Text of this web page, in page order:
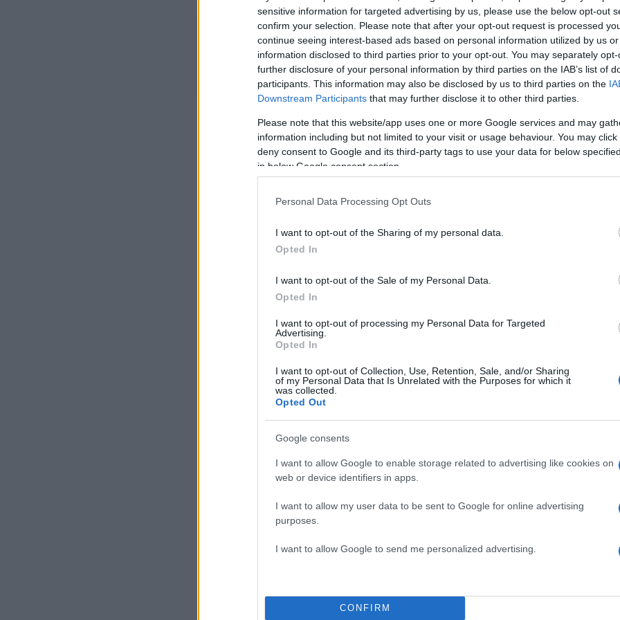
sensitive information for targeted advertising by us, please use the below opt-out
confirm your selection. Please note that after your opt-out request is processed
continue seeing interest-based ads based on personal information utilized by us
information disclosed to third parties prior to your opt-out. You may separately
further disclosure of your personal information by third parties on the IAB’s list of
participants. This information may also be disclosed by us to third parties on the
Downstream Participants that may further disclose it to other third parties.
Please note that this website/app uses one or more Google services and may
information including but not limited to your visit or usage behaviour. You may
deny consent to Google and its third-party tags to use your data for below
in below Google consent section.
Personal Data Processing Opt Outs
I want to opt-out of the Sharing of my personal data.
Opted In
I want to opt-out of the Sale of my Personal Data.
Opted In
I want to opt-out of processing my Personal Data for Targeted
Advertising.
Opted In
I want to opt-out of Collection, Use, Retention, Sale, and/or Sharing
of my Personal Data that Is Unrelated with the Purposes for which it
was collected.
Opted Out
Google consents
I want to allow Google to enable storage related to advertising like cookies on
web or device identifiers in apps.
I want to allow my user data to be sent to Google for online advertising
purposes.
I want to allow Google to send me personalized advertising.
CONFIRM
Stratejik menzil, üstün etki:#TAYFUN pic.twitter.com/GL9k2P0r4v
— ROKETSAN (@roketsan)August 12, 2025
ΔΙΑΦΗΜΙΣΗ
Ο ίδιος δήλωσε χαρακτηριστικά πως «σε ό,τι αφορά τους βαλλιστικούς